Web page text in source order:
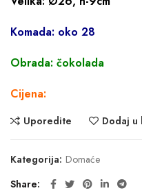
Komada: oko 28
Obrada: čokolada
Cijena:
Uporedite Dodaj u
Kategorija: Domaće
Share